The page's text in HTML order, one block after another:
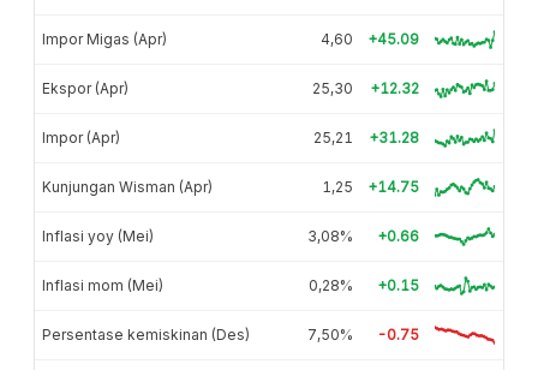
Impor Migas (Apr) 4,60 +45.09
Ekspor (Apr) 25,30 +12.32
Impor (Apr) 25,21 +31.28
Kunjungan Wisman (Apr) 1,25 +14.75
Inflasi yoy (Mei) 3,08% +0.66
Inflasi mom (Mei) 0,28% +0.15
Persentase kemiskinan (Des) 7,50% -0.75